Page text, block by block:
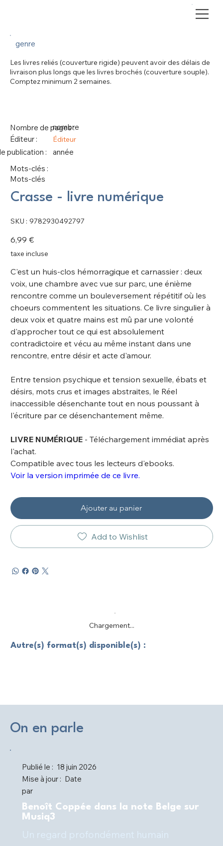
Nombre de pages :
Éditeur :
publication :
nombre
Éditeur
année
Mots-clés :
Mots-clés
Autre(s) format(s) disponible(s) :
genre
Les livres reliés (couverture rigide) peuvent avoir des délais de
livraison plus longs que les livres brochés (couverture souple).
Comptez minimum 2 semaines.
Crasse - livre numérique
SKU : SKU
9782930492797
9782930492797
Prix
6,99 €
taxe incluse
C'est un huis-clos hémorragique et carnassier : deux
voix, une chambre avec vue sur parc, une énième
rencontre comme un bouleversement répétitif où les
choeurs commentent les situations. Ce livre singulier à
deux voix et quatre mains est mû par une volonté
d'approcher tout ce qui est absolulement
contradictoire et vécu au même instant dans une
rencontre, entre désir et acte d'amour.
Entre tension psychique et tension sexuelle, ébats et
désirs, mots crus et images abstraites, le Réel
inaccessible désenchante tout en nous poussant à
l'écriture par ce désenchantement même.
LIVRE NUMÉRIQUE- Téléchargement immédiat après
l'achat.
Compatible avec tous les lecteurs d'ebooks.
Voir la version imprimée de ce livre.
Ajouter au panier
Add to Wishlist
Chargement...
On en parle
Publié le : 18 juin 2026
Mise à jour : Date
par
Benoît Coppée dans la note Belge sur
Musiq3